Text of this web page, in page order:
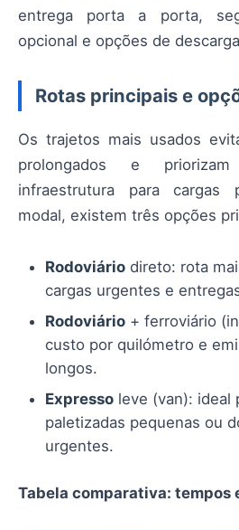
entrega porta a porta,
opcional e opções de
Rotas principais e
Os trajetos mais usados
prolongados e
infraestrutura para cargas
modal, existem três opções
Rodoviário direto: rota
cargas urgentes e
Rodoviário + ferroviário
custo por quilómetro e
longos.
Expresso leve (van): ideal
paletizadas pequenas ou
urgentes.
Tabela comparativa: tempos